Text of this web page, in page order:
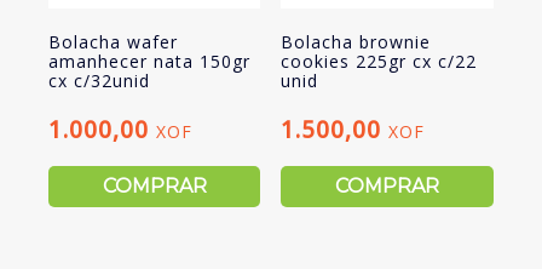
Bolacha wafer
amanhecer nata 150gr
cx c/32unid
1.000,00 XOF
COMPRAR
Bolacha brownie
cookies 225gr cx c/22
unid
1.500,00XOF
COMPRAR